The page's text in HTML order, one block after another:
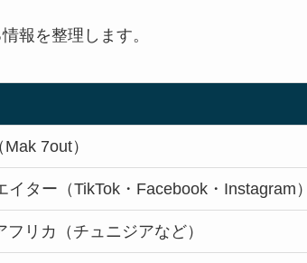
報を整理します。
7out）
イター（TikTok・Facebook・Instagram）
フリカ（チュニジアなど）